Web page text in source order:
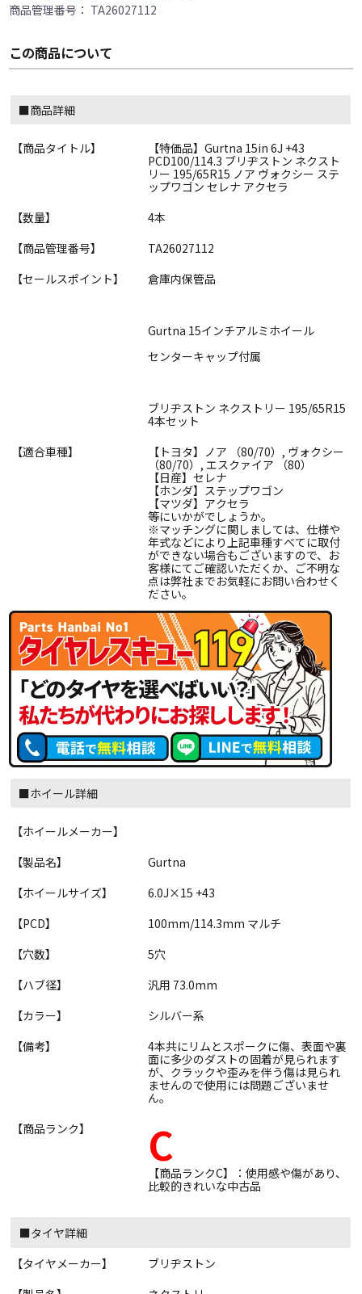
商品管理番号： TA26027112
この商品について
■商品詳細
【商品タイトル】
【特価品】Gurtna 15in 6J +43
PCD100/114.3 ブリヂストン ネクスト
リー 195/65R15 ノア ヴォクシー ステ
ップワゴン セレナ アクセラ
【数量】
4本
【商品管理番号】
TA26027112
【セールスポイント】
倉庫内保管品
Gurtna 15インチアルミホイール
センターキャップ付属
ブリヂストン ネクストリー 195/65R15
4本セット
【適合車種】
【トヨタ】ノア （80/70）, ヴォクシー
（80/70）, エスクァイア （80）
【日産】セレナ
【ホンダ】ステップワゴン
【マツダ】アクセラ
等にいかがでしょうか。
※マッチングに関しましては、仕様や
年式などにより上記車種すべてに取付
ができない場合もございますので、お
客様にてご確認いただくか、ご不明な
点は弊社までお気軽にお問い合わせく
ださい。
■ホイール詳細
【ホイールメーカー】
【製品名】
Gurtna
【ホイールサイズ】
6.0J×15 +43
【PCD】
100mm/114.3mm マルチ
【穴数】
5穴
【ハブ径】
汎用 73.0mm
【カラー】
シルバー系
【備考】
4本共にリムとスポークに傷、表面や裏
面に多少のダストの固着が見られます
が、クラックや歪みを伴う傷は見られ
ませんので使用には問題ございませ
ん。
【商品ランク】
C
【商品ランクC】：使用感や傷があり、
比較的きれいな中古品
■タイヤ詳細
【タイヤメーカー】
ブリヂストン